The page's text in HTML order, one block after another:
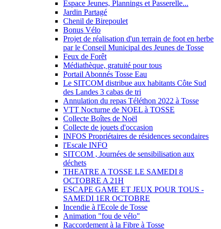
Espace Jeunes, Plannings et Passerelle...
Jardin Partagé
Chenil de Birepoulet
Bonus Vélo
Projet de réalisation d'un terrain de foot en herbe
par le Conseil Municipal des Jeunes de Tosse
Feux de Forêt
Médiathèque, gratuité pour tous
Portail Abonnés Tosse Eau
Le SITCOM distribue aux habitants Côte Sud
des Landes 3 cabas de tri
Annulation du repas Téléthon 2022 à Tosse
VTT Nocturne de NOEL à TOSSE
Collecte Boîtes de Noël
Collecte de jouets d'occasion
INFOS Propriétaires de résidences secondaires
l'Escale INFO
SITCOM , Journées de sensibilisation aux
déchets
THEATRE A TOSSE LE SAMEDI 8
OCTOBRE A 21H
ESCAPE GAME ET JEUX POUR TOUS -
SAMEDI 1ER OCTOBRE
Incendie à l'Ecole de Tosse
Animation "fou de vélo"
Raccordement à la Fibre à Tosse